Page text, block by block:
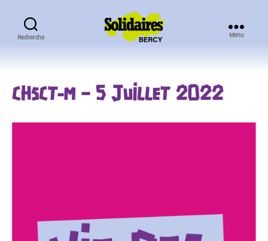
Recherche Menu
CHSCT-M – 5 JUILLET 2022